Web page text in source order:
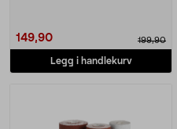
149,90 199,90
Legg i handlekurv